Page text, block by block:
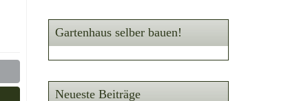
Gartenhaus selber bauen!
Neueste Beiträge